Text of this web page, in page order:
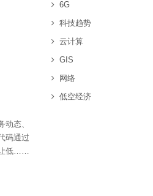
态、
码通过
低……
6G
科技趋势
云计算
GIS
网络
低空经济